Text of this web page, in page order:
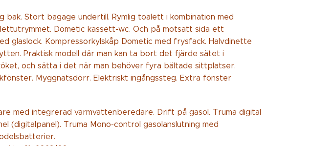
bak. Stort bagage undertill. Rymlig toalett i kombination med
Dometic kassett-wc. Och på motsatt sida ett
glaslock. Kompressorkylskåp Dometic med frysfack. Halvdinette
Praktisk modell där man kan ta bort det fjärde sätet i
och sätta i det när man behöver fyra bältade sittplatser.
Myggnätsdörr. Elektriskt ingångssteg. Extra fönster
med integrerad varmvattenberedare. Drift på gasol. Truma digital
(digitalpanel). Truma Mono-control gasolanslutning med